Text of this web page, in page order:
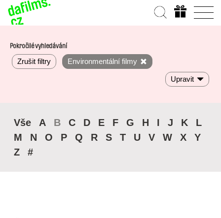
Pokročilé vyhledávání
Zrušit filtry Environmentální filmy
Upravit
Vše A B C D E F G H I J K
L
M
N O P Q R S T U V W X
Y
Z
#